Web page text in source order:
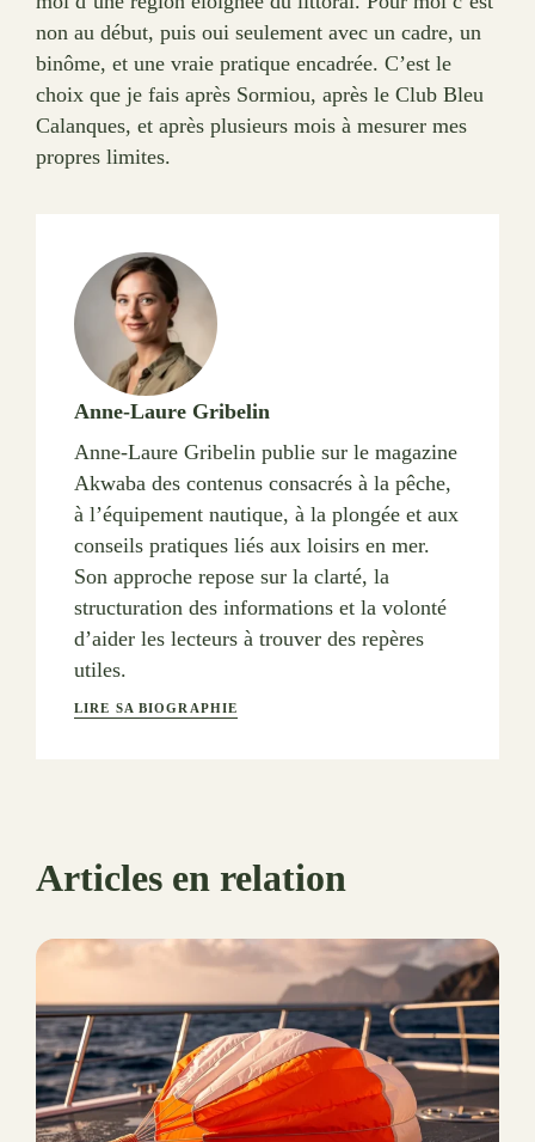
non au début, puis oui seulement avec un cadre, un
binôme, et une vraie pratique encadrée. C’est le
choix que je fais après Sormiou, après le Club Bleu
Calanques, et après plusieurs mois à mesurer mes
propres limites.
Anne-Laure Gribelin
Anne-Laure Gribelin publie sur le magazine
Akwaba des contenus consacrés à la pêche,
à l’équipement nautique, à la plongée et aux
conseils pratiques liés aux loisirs en mer.
Son approche repose sur la clarté, la
structuration des informations et la volonté
d’aider les lecteurs à trouver des repères
utiles.
LIRE SA BIOGRAPHIE
Articles en relation